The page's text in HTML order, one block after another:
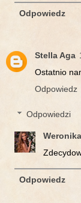
Odpowiedz
Stella Aga
Ostatnio
Odpowiedz
Odpowiedzi
Odpowiedz